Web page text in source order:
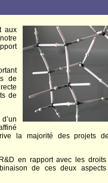
aux
de
de
la majorité des projets
en rapport avec les
de ces deux